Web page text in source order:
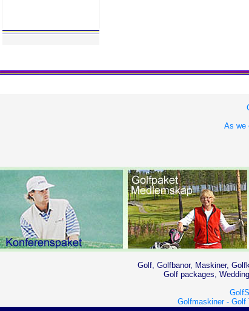
As we
Golf, Golfbanor, Maskiner,
Golf packages,
Golfmaskiner - Golf